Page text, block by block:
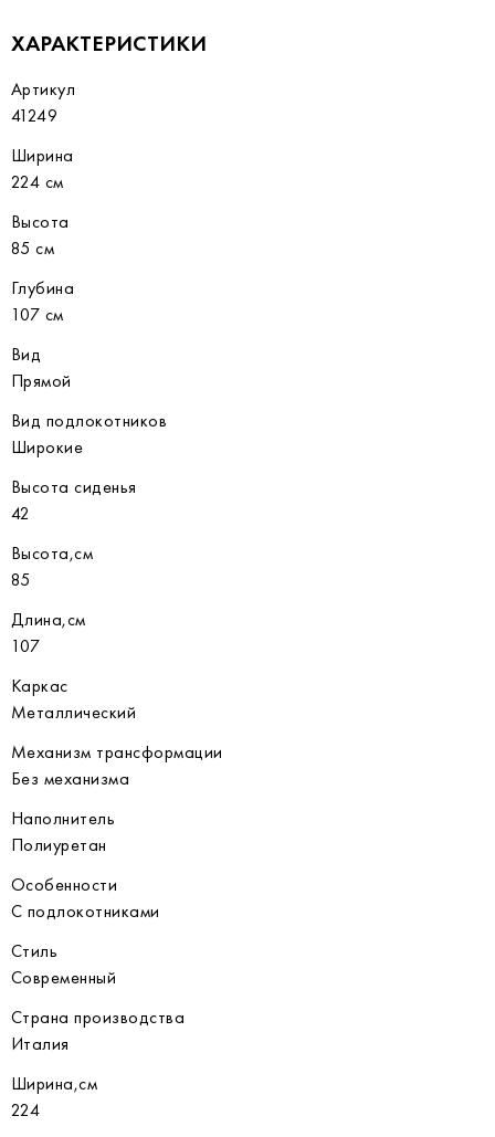
ХАРАКТЕРИСТИКИ
Артикул
41249
Ширина
224 см
Высота
85 см
Глубина
107 см
Вид
Прямой
Вид подлокотников
Широкие
Высота сиденья
42
Высота,см
85
Длина,см
107
Каркас
Металлический
Механизм трансформации
Без механизма
Наполнитель
Полиуретан
Особенности
С подлокотниками
Стиль
Современный
Страна производства
Италия
Ширина,см
224